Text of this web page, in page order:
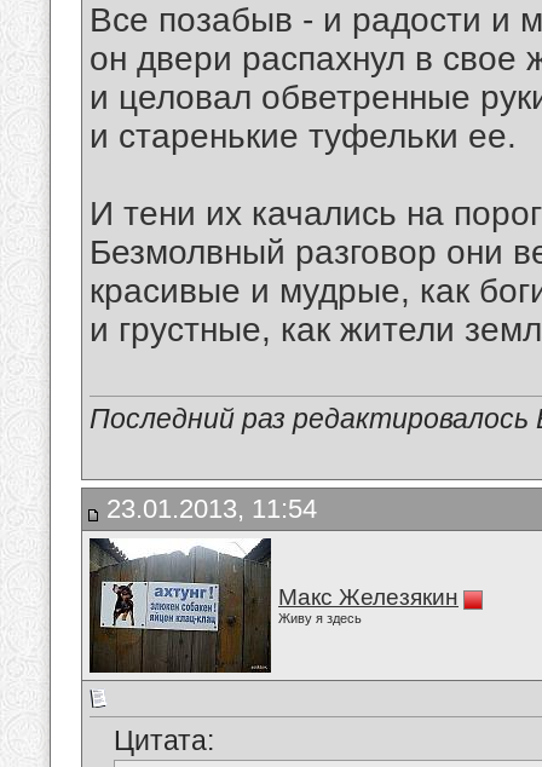
Все позабыв - и радости и
он двери распахнул в свое
и целовал обветренные
и старенькие туфельки ее.
И тени их качались на
Безмолвный разговор они
красивые и мудрые, как
и грустные, как жители
Последний раз
23.01.2013, 11:54
Макс Железякин
Живу я здесь
Цитата: